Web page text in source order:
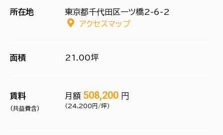
所在地
東京都千代田区一ツ橋2-6-2
アクセスマップ
面積 21.00坪
賃料
(共益費含)
月額 508,200 円
（24,200円/坪）